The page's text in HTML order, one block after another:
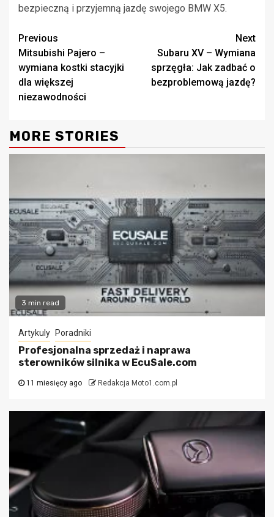
bezpieczną i przyjemną jazdę swojego BMW X5.
Continue
Reading
Previous
Mitsubishi Pajero –
wymiana kostki stacyjki
dla większej
niezawodności
Next
Subaru XV – Wymiana
sprzęgła: Jak zadbać o
bezproblemową jazdę?
MORE STORIES
3 min read
Artykuly Poradniki
Profesjonalna sprzedaż i naprawa
sterowników silnika w EcuSale.com
11 miesięcy ago Redakcja Moto1.com.pl